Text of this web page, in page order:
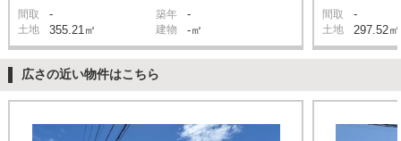
間取 - 築年 -
土地 355.21㎡ 建物 -㎡
間取 -
土地 297.52㎡
広さの近い物件はこちら